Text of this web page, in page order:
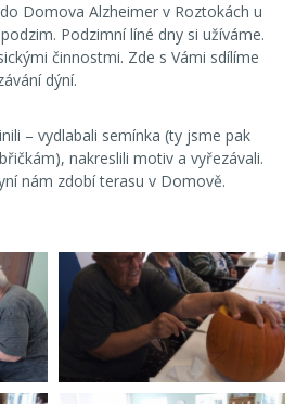
Domova Alzheimer v Roztokách u
Podzimní líné dny si užíváme.
činnostmi. Zde s Vámi sdílíme
dýní.
– vydlabali semínka (ty jsme pak
nakreslili motiv a vyřezávali.
nám zdobí terasu v Domově.